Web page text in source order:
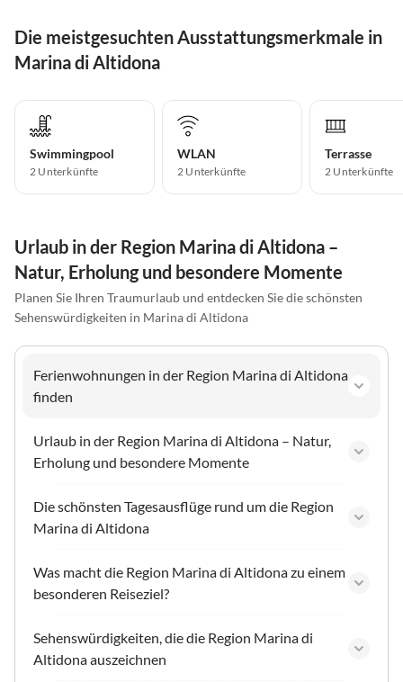
Die meistgesuchten Ausstattungsmerkmale in
Marina di Altidona
Swimmingpool
2 Unterkünfte
WLAN
2 Unterkünfte
Terrasse
2 Unterkünfte
Urlaub in der Region Marina di Altidona –
Natur, Erholung und besondere Momente
Planen Sie Ihren Traumurlaub und entdecken Sie die schönsten
Sehenswürdigkeiten in Marina di Altidona
Ferienwohnungen in der Region Marina di Altidona
finden
Urlaub in der Region Marina di Altidona – Natur,
Erholung und besondere Momente
Die schönsten Tagesausflüge rund um die Region
Marina di Altidona
Was macht die Region Marina di Altidona zu einem
besonderen Reiseziel?
Sehenswürdigkeiten, die die Region Marina di
Altidona auszeichnen